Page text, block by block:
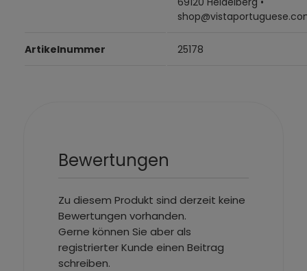
Artikelnummer 25178
Bewertungen
Zu diesem Produkt sind derzeit keine
Bewertungen vorhanden.
Gerne können Sie aber als
registrierter Kunde einen Beitrag
schreiben.